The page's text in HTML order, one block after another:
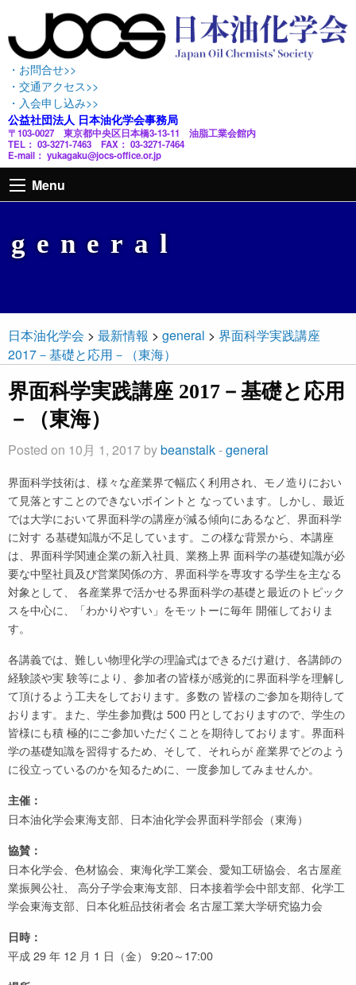
・お問合せ>>
・交通アクセス>>
・入会申し込み>>
公益社団法人 日本油化学会事務局
〒103-0027 東京都中央区日本橋3-13-11 油脂工業会館内
TEL： 03-3271-7463 FAX： 03-3271-7464
E-mail： yukagaku@jocs-office.or.jp
Menu
general
日本油化学会 > 最新情報 > general > 界面科学実践講座
2017－基礎と応用－（東海）
界面科学実践講座 2017－基礎と応用
－（東海）
Posted on 10月 1, 2017 bybeanstalk-general
界面科学技術は、様々な産業界で幅広く利用され、モノ造りにおい
て見落とすことのできないポイントと なっています。しかし、最近
では大学において界面科学の講座が減る傾向にあるなど、界面科学
に対す る基礎知識が不足しています。この様な背景から、本講座
は、界面科学関連企業の新入社員、業務上界 面科学の基礎知識が必
要な中堅社員及び営業関係の方、界面科学を専攻する学生を主なる
対象として、 各産業界で活かせる界面科学の基礎と最近のトピック
スを中心に、「わかりやすい」をモットーに毎年 開催しておりま
す。
各講義では、難しい物理化学の理論式はできるだけ避け、各講師の
経験談や実 験等により、参加者の皆様が感覚的に界面科学を理解し
て頂けるよう工夫をしております。多数の 皆様のご参加を期待して
おります。また、学生参加費は 500 円としておりますので、学生の
皆様にも積 極的にご参加いただくことを期待しております。界面科
学の基礎知識を習得するため、そして、それらが 産業界でどのよう
に役立っているのかを知るために、一度参加してみませんか。
主催：
日本油化学会東海支部、日本油化学会界面科学部会（東海）
協賛：
日本化学会、色材協会、東海化学工業会、愛知工研協会、名古屋産
業振興公社、 高分子学会東海支部、日本接着学会中部支部、化学工
学会東海支部、日本化粧品技術者会 名古屋工業大学研究協力会
日時：
平成 29 年 12 月 1 日（金） 9:20～17:00